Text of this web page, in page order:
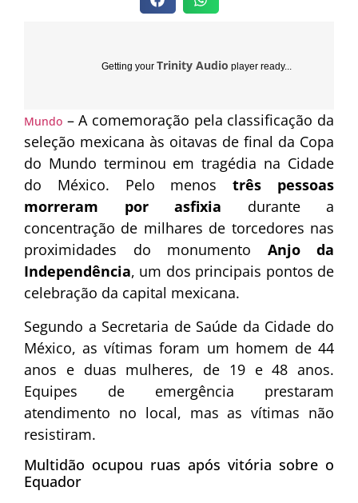
Getting your Trinity Audio player ready...
Mundo – A comemoração pela classificação da
seleção mexicana às oitavas de final da Copa
do Mundo terminou em tragédia na Cidade
do México. Pelo menostrês pessoas
morreram por asfixia durante a
concentração de milhares de torcedores nas
proximidades do monumento Anjo da
Independência, um dos principais pontos de
celebração da capital mexicana.
Segundo a Secretaria de Saúde da Cidade do
México, as vítimas foram um homem de 44
anos e duas mulheres, de 19 e 48 anos.
Equipes de emergência prestaram
atendimento no local, mas as vítimas não
resistiram.
Multidão ocupou ruas após vitória sobre o
Equador